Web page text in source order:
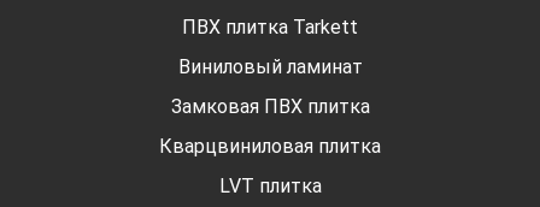
ПВХ плитка Tarkett
Виниловый ламинат
Замковая ПВХ плитка
Кварцвиниловая плитка
LVT плитка